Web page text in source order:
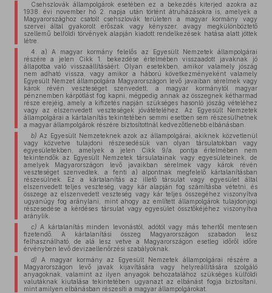
Csehszlovák állampolgárok esetében ez a bekezdés kiterjed azokra az
1938. évi november hó 2. napja után történt átruházásokra is, amelyek a
Magyarországhoz csatolt csehszlovák területen a magyar kormány vagy
szervei által gyakorolt erőszak vagy kényszer, avagy megkülönböztető
szellemű belföldi törvények alapján kiadott rendelkezések hatása alatt jöttek
létre.
4. a) A magyar kormány felelős az Egyesült Nemzetek állampolgárai
részére a jelen Cikk 1. bekezdése értelmében visszaadott javaknak jó
állapotba való visszaállításáért. Olyan esetekben, amikor valamely jószág
nem adható vissza, vagy amikor a háború következményeként valamely
Egyesült Nemzet állampolgára Magyarországon levő javaiban sérelmek vagy
károk révén veszteséget szenvedett, a magyar kormánytól magyar
pénznemben kárpótlást fog kapni, mégpedig annak az összegnek kétharmad
része erejéig, amely a kifizetés napján szükséges hasonló jószág vételéhez
vagy az elszenvedett veszteségek jóvátételéhez. Az Egyesült Nemzetek
állampolgárai a kártalanítás tekintetében semmi esetben sem részesülhetnek
a magyar állampolgárok részére biztosítottnál kedvezőtlenebb elbánásban.
b) Az Egyesült Nemzeteknek azok az állampolgárai, akiknek közvetlenül
vagy közvetve tulajdoni részesedésük van olyan társulatokban vagy
egyesületekben, amelyek a jelen Cikk 9/a. pontja értelmében nem
tekintendők az Egyesült Nemzetek társulatainak vagy egyesületeinek, de
amelyek Magyarországon levő javaikban sérelmek vagy károk révén
veszteséget szenvedtek, a fenti a) alpontnak megfelelő kártalanításban
részesülnek. Ez a kártalanítás az illető társulat vagy egyesület által
elszenvedett teljes veszteség, vagy kár alapján fog számításba vétetni, és
összege az elszenvedett veszteség vagy kár teljes összegéhez viszonyítva
ugyanúgy fog aránylani, mint ahogy az említett állampolgárok tulajdonjogi
részesedése a kérdéses társulat vagy egyesület össztőkéjéhez viszonyítva
aránylik.
c) A kártalanítás minden levonástól, adótól vagy más tehertől mentesen
fizetendő. A kártalanítási összeg Magyarországon szabadon lesz
felhasználható, de alá lesz vetve a Magyarországon esetleg időről időre
érvényben levő devizaellenőrzési szabályoknak.
d) A magyar kormány az Egyesült Nemzetek állampolgárai részére a
Magyarországon levő javak kijavítására vagy helyreállítására szolgáló
anyagoknak, valamint az ilyen anyagok behozatalához szükséges külföldi
valutáknak kiutalása tekintetében ugyanazt az elbánást fogja biztosítani,
mint amilyen elbánásban részesíti a magyar állampolgárokat.